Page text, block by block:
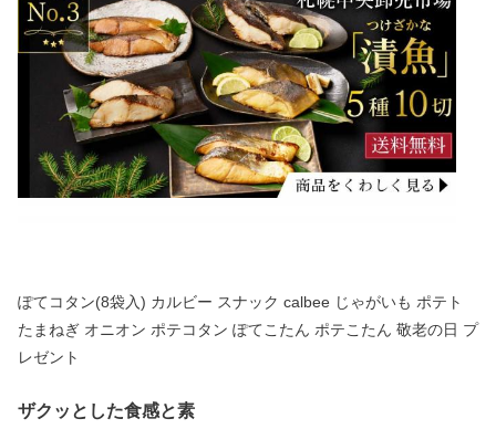
ぽてコタン(8袋入) カルビー スナック calbee じゃがいも ポテト
たまねぎ オニオン ポテコタン ぽてこたん ポテこたん 敬老の日 プ
レゼント
ザクッとした食感と素